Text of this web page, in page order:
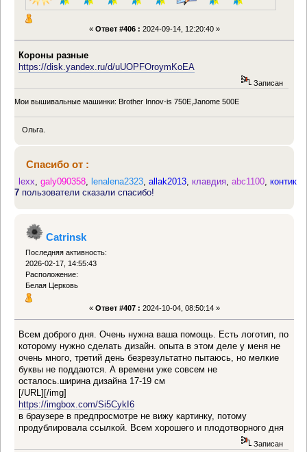
« Ответ #406 : 2024-09-14, 12:20:40 »
Короны разные
https://disk.yandex.ru/d/uUOPFOroymKoEA
Записан
Мои вышивальные машинки: Brother Innov-is 750E,Janome 500E
Ольга.
Спасибо от :
lexx,galy090358, lenalena2323,allak2013,клавдия,abc1100,контик
7 пользователи сказали спасибо!
Catrinsk
Последняя активность:
2026-02-17, 14:55:43
Расположение:
Белая Церковь
« Ответ #407 : 2024-10-04, 08:50:14 »
Всем доброго дня. Очень нужна ваша помощь. Есть логотип, по
которому нужно сделать дизайн. опыта в этом деле у меня не
очень много, третий день безрезультатно пытаюсь, но мелкие
буквы не поддаются. А времени уже совсем не
осталось.ширина дизайна 17-19 см
[/URL][/img]
https://imgbox.com/Si5CykI6
в браузере в предпросмотре не вижу картинку, потому
продублировала ссылкой. Всем хорошего и плодотворного дня
Записан